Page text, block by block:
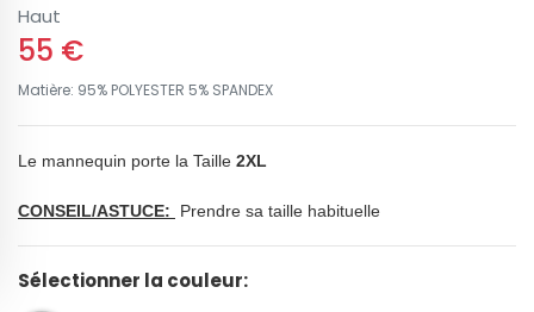
Haut
55 €
Matière: 95% POLYESTER 5% SPANDEX
Le mannequin porte la Taille 2XL
CONSEIL/ASTUCE: Prendre sa taille habituelle
Sélectionner la couleur: